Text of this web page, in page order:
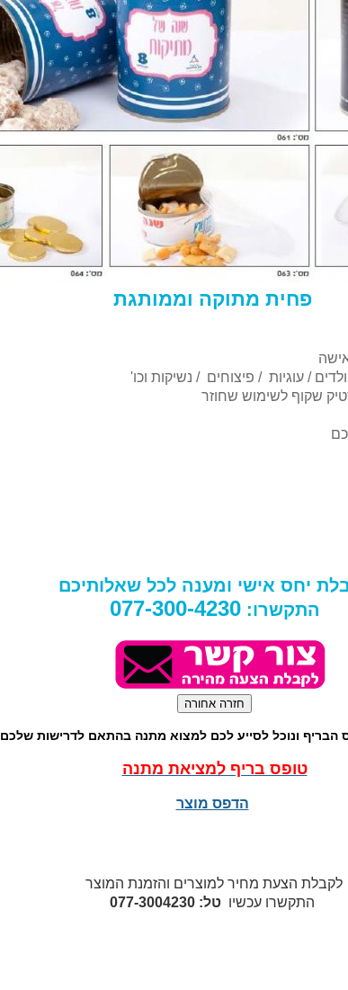
פחית מתוקה וממותגת
/ עוגיות / פיצוחים / נשיקות וכו'
שקוף לשימוש שחוזר
יחס אישי ומענה לכל שאלותיכם
התקשרו: 077-300-4230
הבריף ונוכל לסייע לכם למצוא מתנה בהתאם לדרישות שלכם
טופס בריף למציאת מתנה
הדפס מוצר
לקבלת הצעת מחיר למוצרים והזמנת המוצר
התקשרו עכשיו טל: 077-3004230